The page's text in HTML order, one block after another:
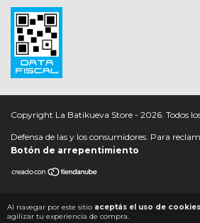
Al navegar por este sitio aceptás el uso de cookies
agilizar tu experiencia de compra.
Copyright La Batikueva Store - 2026. Todos
Defensa de las y los consumidores. Para
Botón de arrepentimiento